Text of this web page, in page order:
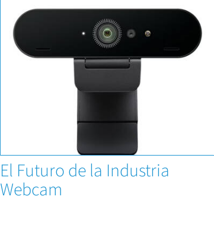
Capacitaciones
El Futuro de la Industria
Webcam